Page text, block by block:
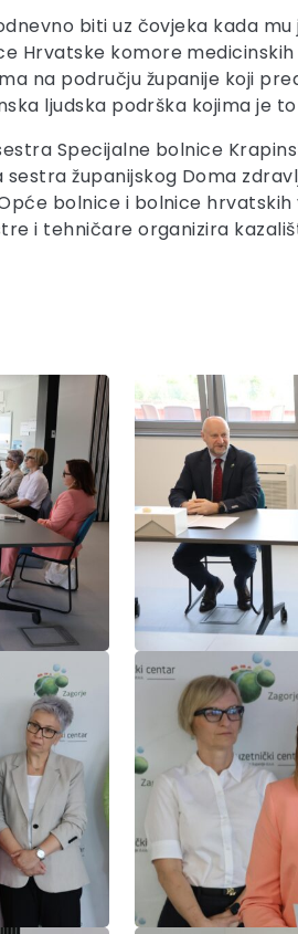
biti uz čovjeka kada
Hrvatske komore
na području županije koji
ljudska podrška kojima je
Specijalne bolnice
sestra županijskog Doma
bolnice i bolnice
i tehničare organizira